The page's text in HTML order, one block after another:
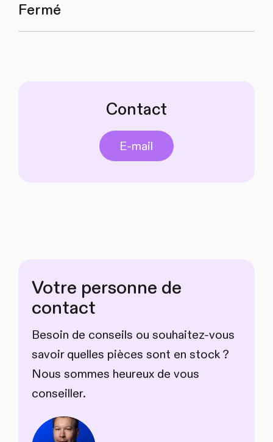
Fermé
Contact
E-mail
Votre personne de
contact
Besoin de conseils ou souhaitez-vous
savoir quelles pièces sont en stock ?
Nous sommes heureux de vous
conseiller.